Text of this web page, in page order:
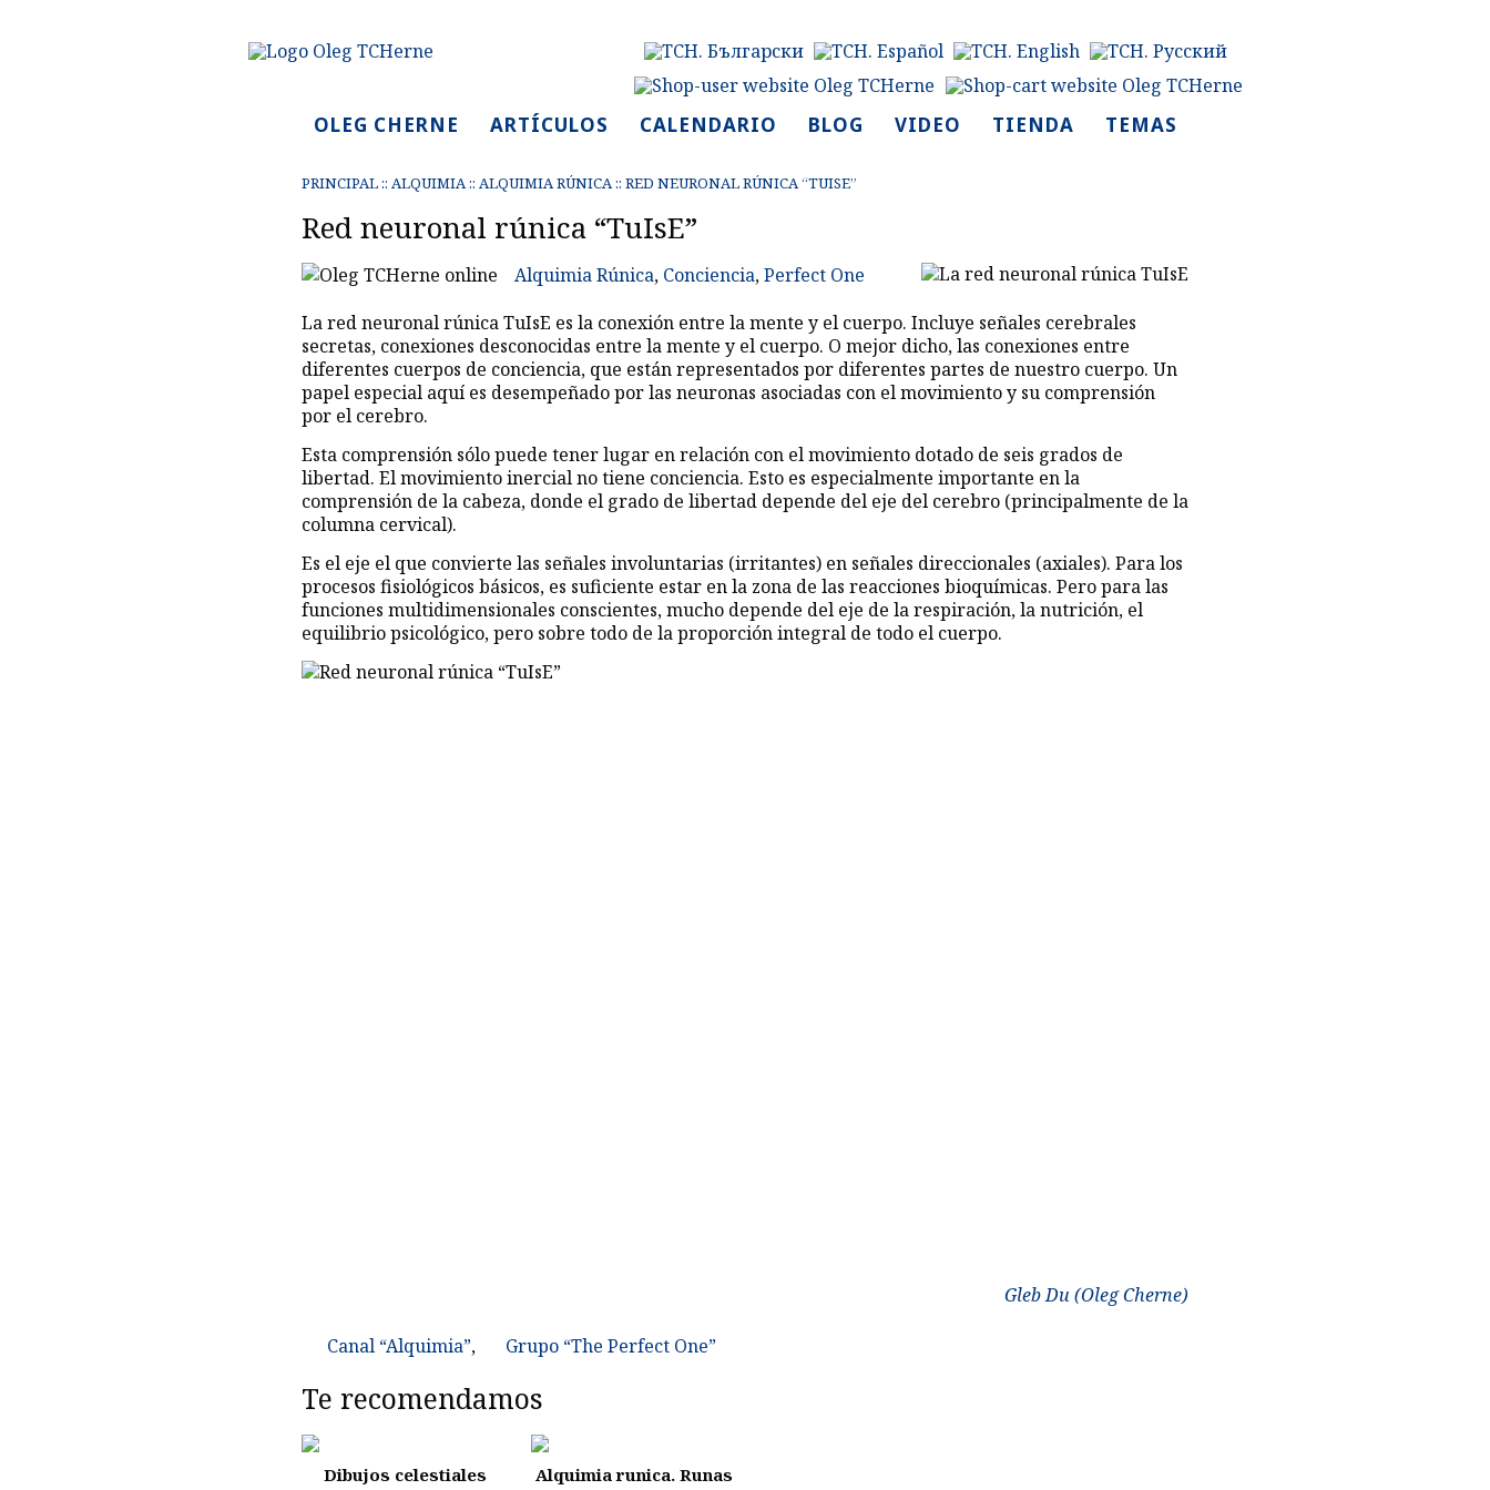
OLEG CHERNE ARTÍCULOS CALENDARIO BLOG VIDEO TIENDA TEMAS
PRINCIPAL:: ALQUIMIA:: ALQUIMIA RÚNICA:: RED NEURONAL RÚNICA “TUISE”
Red neuronal rúnica “TuIsE”
Alquimia Rúnica, Conciencia,Perfect One
La red neuronal rúnica TuIsE es la conexión entre la mente y el cuerpo. Incluye señales cerebrales
secretas, conexiones desconocidas entre la mente y el cuerpo. O mejor dicho, las conexiones entre
diferentes cuerpos de conciencia, que están representados por diferentes partes de nuestro cuerpo. Un
papel especial aquí es desempeñado por las neuronas asociadas con el movimiento y su comprensión
por el cerebro.
Esta comprensión sólo puede tener lugar en relación con el movimiento dotado de seis grados de
libertad. El movimiento inercial no tiene conciencia. Esto es especialmente importante en la
comprensión de la cabeza, donde el grado de libertad depende del eje del cerebro (principalmente de la
columna cervical).
Es el eje el que convierte las señales involuntarias (irritantes) en señales direccionales (axiales). Para los
procesos fisiológicos básicos, es suficiente estar en la zona de las reacciones bioquímicas. Pero para las
funciones multidimensionales conscientes, mucho depende del eje de la respiración, la nutrición, el
equilibrio psicológico, pero sobre todo de la proporción integral de todo el cuerpo.
Gleb Du (Oleg Cherne)
Canal “Alquimia”, Grupo “The Perfect One”
Te recomendamos
Dibujos celestiales
Alquimia runica. Runas